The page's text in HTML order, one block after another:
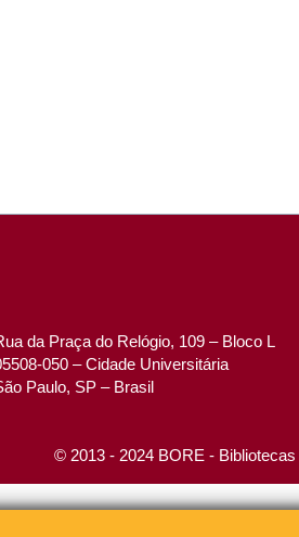
da Praça do Relógio, 109 – Bloco L
050 – Cidade Universitária
Paulo, SP – Brasil
© 2013 - 2024 BORE -